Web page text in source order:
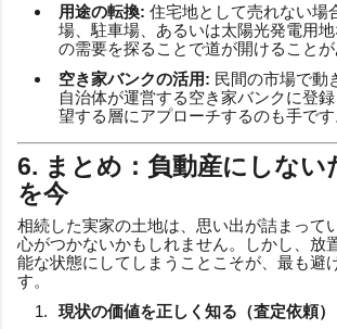
用途の転換: 住宅地として売れない場
場、駐車場、あるいは太陽光発電用
の需要を探ることで道が開けることが
空き家バンクの活用: 民間の市場で動
自治体が運営する空き家バンクに登
望する層にアプローチするのも手です
6. まとめ：負動産にしない
を今
相続した実家の土地は、思い出が詰まって
心がつかないかもしれません。しかし、放
能な状態にしてしまうことこそが、最も避
す。
現状の価値を正しく知る（査定依頼）